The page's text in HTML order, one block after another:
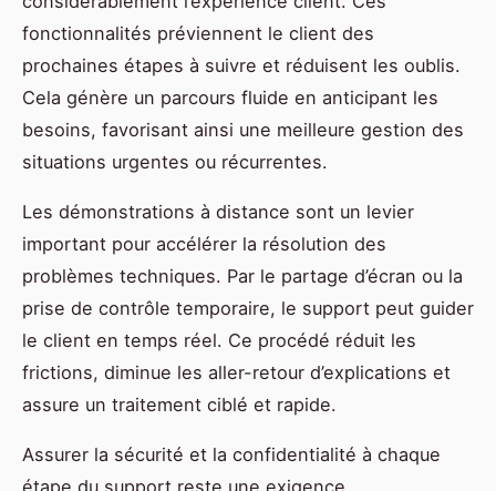
fonctionnalités préviennent le client des
prochaines étapes à suivre et réduisent les oublis.
Cela génère un parcours fluide en anticipant les
besoins, favorisant ainsi une meilleure gestion des
situations urgentes ou récurrentes.
Les démonstrations à distance sont un levier
important pour accélérer la résolution des
problèmes techniques. Par le partage d’écran ou la
prise de contrôle temporaire, le support peut guider
le client en temps réel. Ce procédé réduit les
frictions, diminue les aller-retour d’explications et
assure un traitement ciblé et rapide.
Assurer la sécurité et la confidentialité à chaque
étape du support reste une exigence